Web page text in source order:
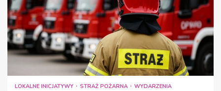
LOKALNE INICJATYWY STRAŻ POŻARNA WYDARZENIA